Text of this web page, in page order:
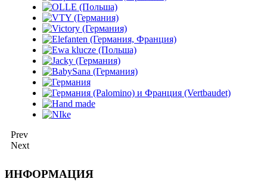
Prev
Next
ИНФОРМАЦИЯ